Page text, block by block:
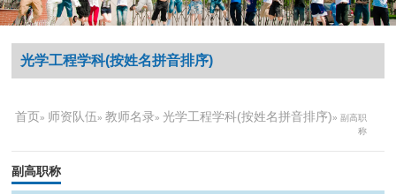
光学工程学科(按姓名拼音排序)
首页» 师资队伍» 教师名录» 光学工程学科(按姓名拼音排序)» 副高职
称
副高职称